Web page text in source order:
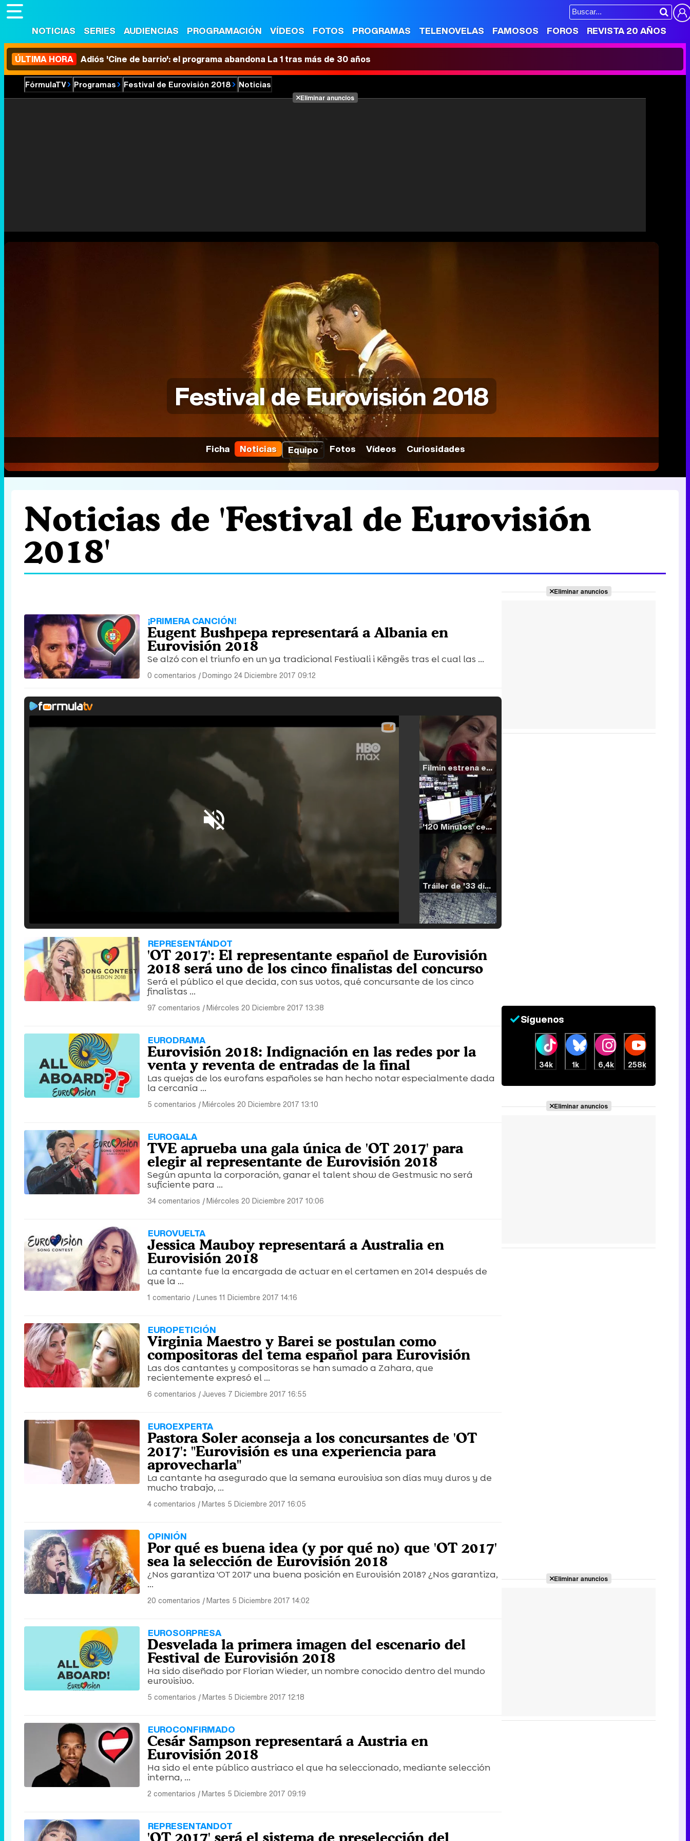
NOTICIAS SERIES AUDIENCIAS PROGRAMACIÓN VÍDEOS FOTOS PROGRAMAS TELENOVELAS FAMOSOS FOROS REVISTA 20 AÑOS
ÚLTIMA HORA Adiós 'Cine de barrio': el programa abandona La 1 tras más de 30 años
FórmulaTV Programas Festival de Eurovisión 2018 Noticias
Eliminar anuncios
Festival de Eurovisión 2018
Ficha Noticias Equipo Fotos Vídeos Curiosidades
Noticias de 'Festival de Eurovisión
2018'
¡PRIMERA CANCIÓN!
Eugent Bushpepa representará a Albania en
Eurovisión 2018
Se alzó con el triunfo en un ya tradicional Festivali i Këngës tras el cual las ...
0 comentarios |Domingo 24 Diciembre 2017 09:12
Filmin estrena el tráiler de 'Millennial Mal', su nueva comedia universitaria de la mano de Lorena Iglesias
'120 Minutos' celebra sus 2.000 programas en Telemadrid con un vídeo del día a día en la redacción
Tráiler de '33 días', la nueva serie de Atresplayer con Julián Villagrán y José Manuel Poga
REPRESENTÁNDOT
'OT 2017': El representante español de Eurovisión
2018 será uno de los cinco finalistas del concurso
Será el público el que decida, con sus votos, qué concursante de los cinco
finalistas ...
97 comentarios |Miércoles 20 Diciembre 2017 13:38
EURODRAMA
Eurovisión 2018: Indignación en las redes por la
venta y reventa de entradas de la final
Las quejas de los eurofans españoles se han hecho notar especialmente dada
la cercanía ...
5 comentarios |Miércoles 20 Diciembre 2017 13:10
EUROGALA
TVE aprueba una gala única de 'OT 2017' para
elegir al representante de Eurovisión 2018
Según apunta la corporación, ganar el talent show de Gestmusic no será
suficiente para ...
34 comentarios |Miércoles 20 Diciembre 2017 10:06
EUROVUELTA
Jessica Mauboy representará a Australia en
Eurovisión 2018
La cantante fue la encargada de actuar en el certamen en 2014 después de
que la ...
1 comentario |Lunes 11 Diciembre 2017 14:16
EUROPETICIÓN
Virginia Maestro y Barei se postulan como
compositoras del tema español para Eurovisión
Las dos cantantes y compositoras se han sumado a Zahara, que
recientemente expresó el ...
6 comentarios |Jueves 7 Diciembre 2017 16:55
EUROEXPERTA
Pastora Soler aconseja a los concursantes de 'OT
2017': "Eurovisión es una experiencia para
aprovecharla"
La cantante ha asegurado que la semana eurovisiva son días muy duros y de
mucho trabajo, ...
4 comentarios |Martes 5 Diciembre 2017 16:05
OPINIÓN
Por qué es buena idea (y por qué no) que 'OT 2017'
sea la selección de Eurovisión 2018
¿Nos garantiza 'OT 2017' una buena posición en Eurovisión 2018? ¿Nos garantiza,
...
20 comentarios |Martes 5 Diciembre 2017 14:02
EUROSORPRESA
Desvelada la primera imagen del escenario del
Festival de Eurovisión 2018
Ha sido diseñado por Florian Wieder, un nombre conocido dentro del mundo
eurovisivo.
5 comentarios |Martes 5 Diciembre 2017 12:18
EUROCONFIRMADO
Cesár Sampson representará a Austria en
Eurovisión 2018
Ha sido el ente público austriaco el que ha seleccionado, mediante selección
interna, ...
2 comentarios |Martes 5 Diciembre 2017 09:19
REPRESENTANDOT
'OT 2017' será el sistema de preselección del
Eliminar anuncios
Síguenos
34k 1k 6,4k 258k
Eliminar anuncios
Eliminar anuncios